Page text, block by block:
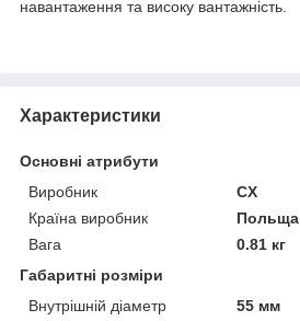
навантаження та високу вантажність.
Характеристики
Основні атрибути
Виробник
CX
Країна виробник
Польща
Вага
0.81 кг
Габаритні розміри
Внутрішній діаметр
55 мм